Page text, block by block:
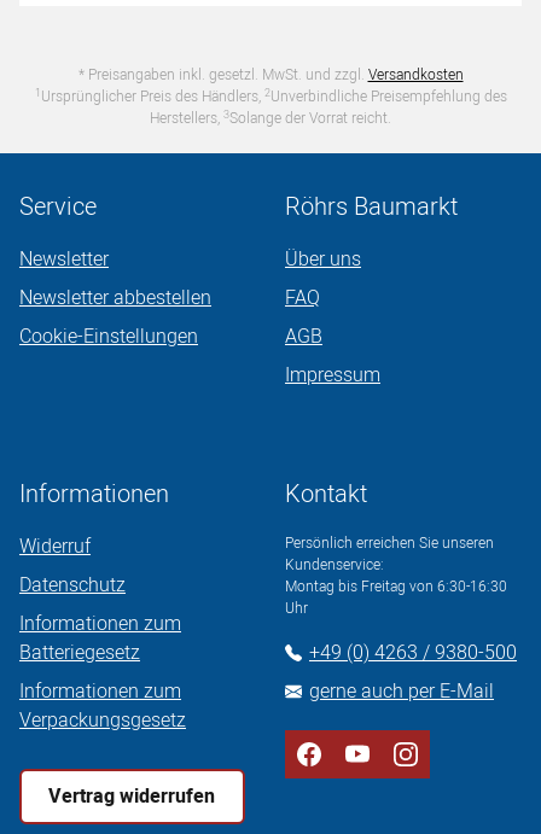
* Preisangaben inkl. gesetzl. MwSt. und zzgl. Versandkosten
1 Ursprünglicher Preis des Händlers, 2Unverbindliche Preisempfehlung des
Herstellers, 3Solange der Vorrat reicht.
Service
Newsletter
Newsletter abbestellen
Cookie-Einstellungen
Röhrs Baumarkt
Über uns
FAQ
AGB
Impressum
Informationen
Widerruf
Datenschutz
Informationen zum
Batteriegesetz
Informationen zum
Verpackungsgesetz
Vertrag widerrufen
Kontakt
Persönlich erreichen Sie unseren
Kundenservice:
Montag bis Freitag von 6:30-16:30
Uhr
+49 (0) 4263 / 9380-500
gerne auch per E-Mail